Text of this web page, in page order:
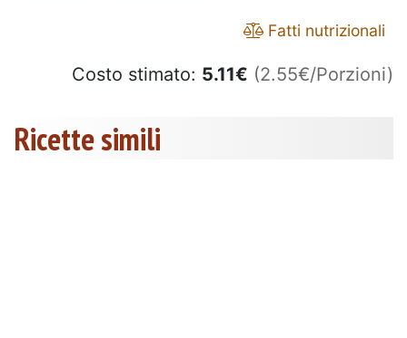
Fatti nutrizionali
Costo stimato: 5.11€ (2.55€/Porzioni)
Ricette simili